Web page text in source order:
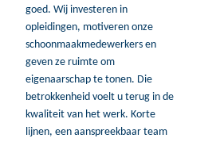
goed. Wij investeren in
opleidingen, motiveren onze
schoonmaakmedewerkers en
geven ze ruimte om
eigenaarschap te tonen. Die
betrokkenheid voelt u terug in de
kwaliteit van het werk. Korte
lijnen, een aanspreekbaar team